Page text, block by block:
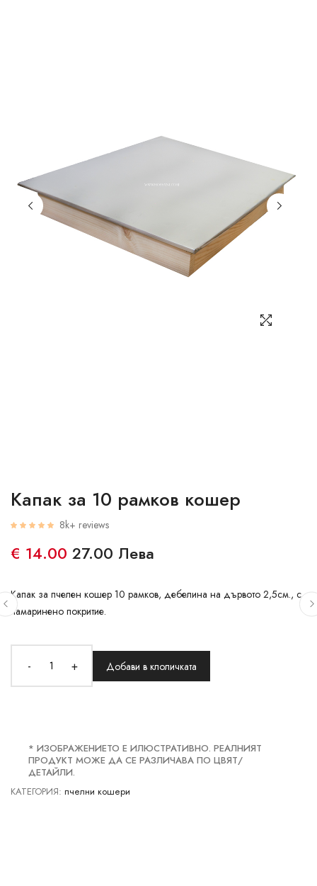
Капак за 10 рамков кошер
8k+ reviews
€ 14.00 27.00 Лева
Капак за пчелен кошер 10 рамков, дебелина на дървото 2,5см., с
ламаринено покритие.
- + Добави в клоличката
* ИЗОБРАЖЕНИЕТО Е ИЛЮСТРАТИВНО. РЕАЛНИЯТ
ПРОДУКТ МОЖЕ ДА СЕ РАЗЛИЧАВА ПО ЦВЯТ/
ДЕТАЙЛИ.
КАТЕГОРИЯ: пчелни кошери